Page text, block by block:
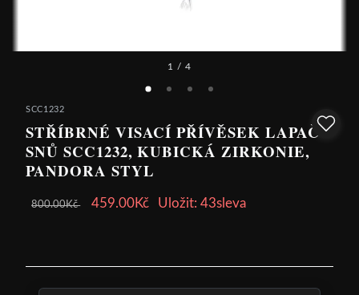
1 / 4
SCC1232
STŘÍBRNÉ VISACÍ PŘÍVĚSEK LAPAČ
SNŮ SCC1232, KUBICKÁ ZIRKONIE,
PANDORA STYL
800.00Kč 459.00Kč Uložit: 43sleva